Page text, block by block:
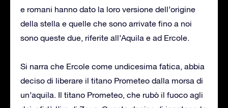
e romani hanno dato la loro versione dell’origine
della stella e quelle che sono arrivate fino a noi
sono queste due, riferite all’Aquila e ad Ercole.
Si narra che Ercole come undicesima fatica, abbia
deciso di liberare il titano Prometeo dalla morsa di
un’aquila. Il titano Prometeo, che rubò il fuoco agli